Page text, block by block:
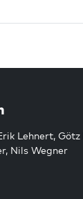
Lehnert, Götz
, Nils Wegner